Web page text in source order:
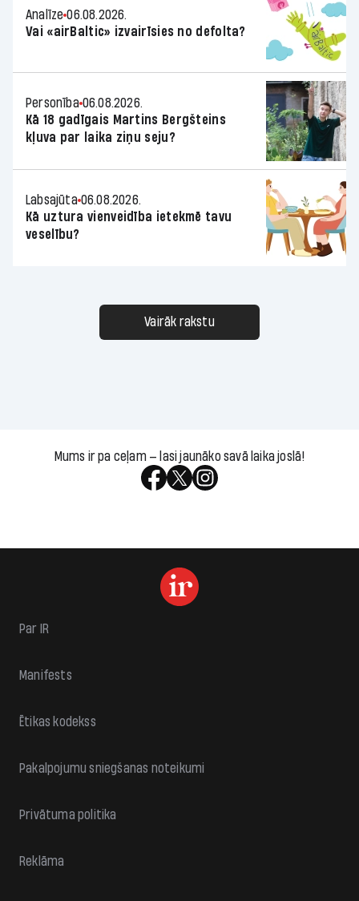
Analīze 06.08.2026.
Vai «airBaltic» izvairīsies no defolta?
Personība 06.08.2026.
Kā 18 gadīgais Martins Bergšteins
kļuva par laika ziņu seju?
Labsajūta 06.08.2026.
Kā uztura vienveidība ietekmē tavu
veselību?
Vairāk rakstu
Mums ir pa ceļam — lasi jaunāko savā laika joslā!
Par IR
Manifests
Ētikas kodekss
Pakalpojumu sniegšanas noteikumi
Privātuma politika
Reklāma